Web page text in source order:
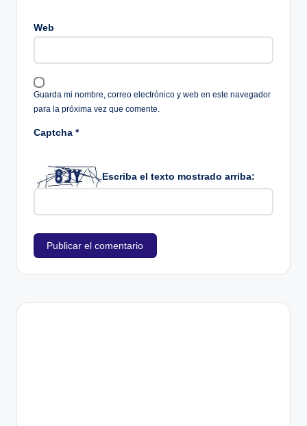
Web
Guarda mi nombre, correo electrónico y web en este navegador
para la próxima vez que comente.
Captcha *
Escriba el texto mostrado arriba: